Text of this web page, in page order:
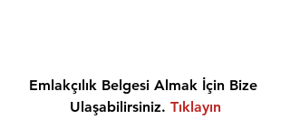
Emlakçılık Belgesi Almak İçin Bize
Ulaşabilirsiniz. Tıklayın